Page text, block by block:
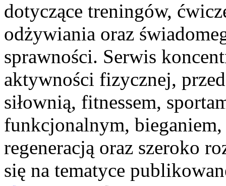
dotyczące treningów,
odżywiania oraz
sprawności. Serwis
aktywności fizycznej,
siłownią, fitnessem,
funkcjonalnym,
regeneracją oraz szeroko
się na tematyce